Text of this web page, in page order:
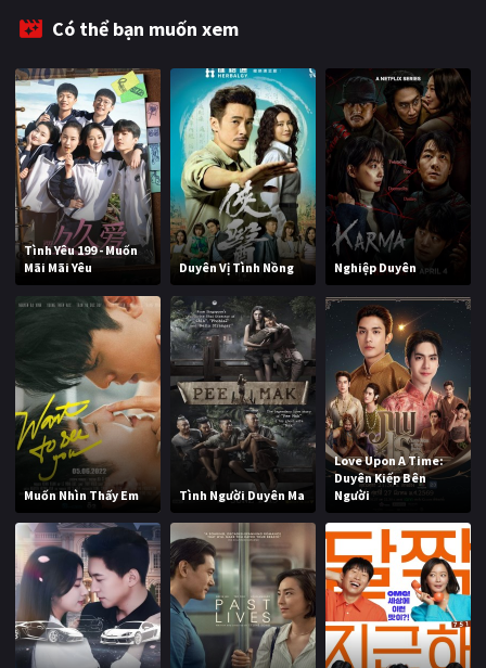
Có thể bạn muốn xem
Tình Yêu 199 - Muốn
Mãi Mãi Yêu
Duyên Vị Tình Nồng Nghiệp Duyên
Muốn Nhìn Thấy Em Tình Người Duyên Ma
Love Upon A Time:
Duyên Kiếp Bên
Người